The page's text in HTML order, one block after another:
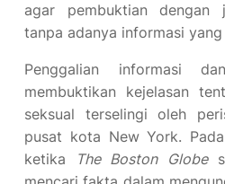
agar pembuktian dengan
tanpa adanya informasi
Penggalian informasi
membuktikan kejelasan
seksual terselingi oleh
pusat kota New York.
ketika
The Boston Globe